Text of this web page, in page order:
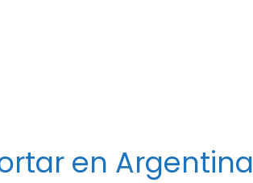
en Argentina